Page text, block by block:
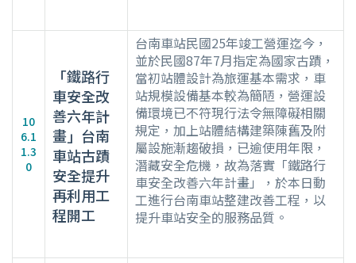
10
6.1
1.3
0
「鐵路行
車安全改
善六年計
畫」台南
車站古蹟
安全提升
再利用工
程開工
台南車站民國25年竣工營運迄今，
並於民國87年7月指定為國家古蹟，
當初站體設計為旅運基本需求，車
站規模設備基本較為簡陋，營運設
備環境已不符現行法令無障礙相關
規定，加上站體結構建築陳舊及附
屬設施漸趨破損，已逾使用年限，
潛藏安全危機，故為落實「鐵路行
車安全改善六年計畫」，於本日動
工進行台南車站整建改善工程，以
提升車站安全的服務品質。